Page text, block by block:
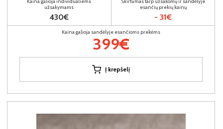
užsakymams
430€
esančių prekių kainų
- 31€
Kaina galioja sandėlyje esančioms prekėms
399€
Į krepšelį